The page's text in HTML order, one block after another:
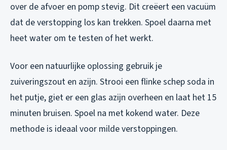
over de afvoer en pomp stevig. Dit creëert een vacuüm
dat de verstopping los kan trekken. Spoel daarna met
heet water om te testen of het werkt.
Voor een natuurlijke oplossing gebruik je
zuiveringszout en azijn. Strooi een flinke schep soda in
het putje, giet er een glas azijn overheen en laat het 15
minuten bruisen. Spoel na met kokend water. Deze
methode is ideaal voor milde verstoppingen.